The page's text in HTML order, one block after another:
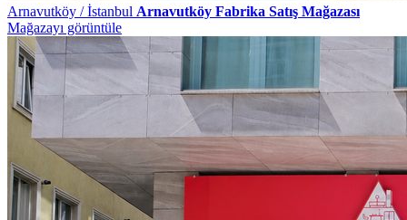
Arnavutköy / İstanbul Arnavutköy Fabrika Satış Mağazası
Mağazayı görüntüle